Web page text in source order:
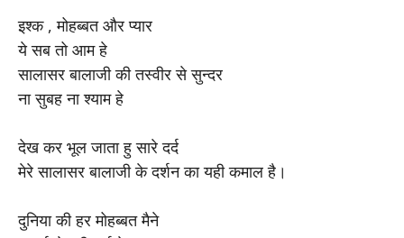
इश्क , मोहब्बत और प्यार
ये सब तो आम हे
सालासर बालाजी की तस्वीर से सुन्दर
ना सुबह ना श्याम हे
देख कर भूल जाता हु सारे दर्द
मेरे सालासर बालाजी के दर्शन का यही कमाल है।
दुनिया की हर मोहब्बत मैने